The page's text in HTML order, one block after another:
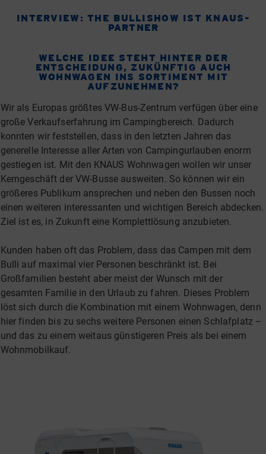
INTERVIEW: THE BULLISHOW IST KNAUS-
PARTNER
WELCHE IDEE STEHT HINTER DER
ENTSCHEIDUNG, ZUKÜNFTIG AUCH
WOHNWAGEN INS SORTIMENT MIT
AUFZUNEHMEN?
Wir als Europas größtes VW-Bus-Zentrum verfügen über eine
große Verkaufserfahrung im Campingbereich. Dadurch
konnten wir feststellen, dass in den letzten Jahren das
generelle Interesse aller Arten von Campingurlauben enorm
gestiegen ist. Mit den KNAUS Wohnwagen wollen wir unser
Kerngeschäft der VW-Busse ausweiten. So können wir ein
größeres Publikum ansprechen und neben den Bussen noch
einen weiteren interessanten und wichtigen Bereich abdecken.
Ziel ist es, in Zukunft eine Komplettlösung anzubieten.
Kunden haben oft das Problem, dass das Campen mit dem
Bulli auf maximal vier Personen beschränkt ist. Bei
Großfamilien besteht aber meist der Wunsch mit der
gesamten Familie in den Urlaub zu fahren. Dieses Problem
löst sich durch die Kombination mit einem Wohnwagen, denn
hier finden bis zu sechs weitere Personen einen Schlafplatz –
und das zu einem weitaus günstigeren Preis als bei einem
Wohnmobilkauf.